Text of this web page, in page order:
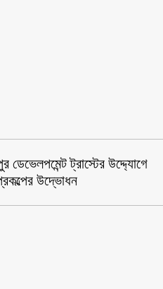
ডেভেলপমেন্ট ট্রাস্টের উদ্দ্যোগে
উদ্ভোধন